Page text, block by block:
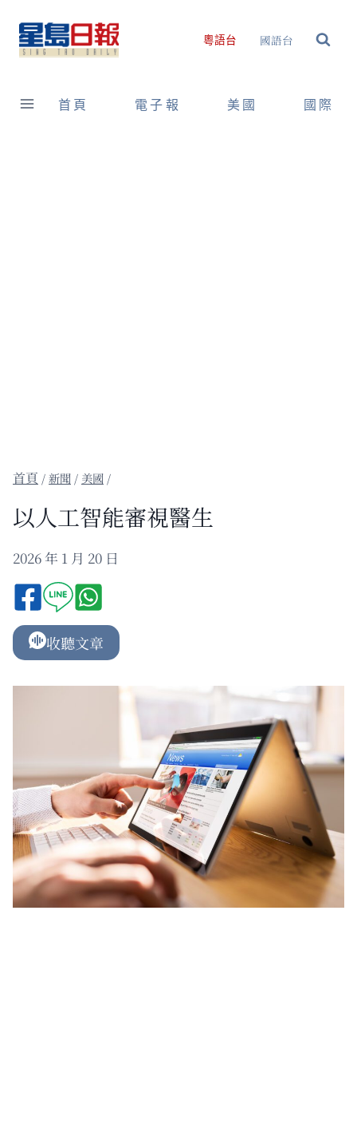
content
粵語台 國語台
首頁 電子報 美國 國際
/新聞 / 美國 /
以人工智能審視醫生
2026 年 1 月 20 日
收聽文章